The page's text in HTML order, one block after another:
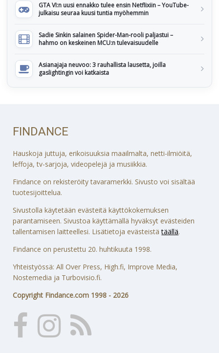
GTA VI:n uusi ennakko tulee ensin Netflixiin – YouTube-
julkaisu seuraa kuusi tuntia myöhemmin
Sadie Sinkin salainen Spider-Man-rooli paljastui –
hahmo on keskeinen MCU:n tulevaisuudelle
Asianajaja neuvoo: 3 rauhallista lausetta, joilla
gaslightingin voi katkaista
FINDANCE
Hauskoja juttuja, erikoisuuksia maailmalta, netti-ilmiöitä,
leffoja, tv-sarjoja, videopelejä ja musiikkia.
Findance on rekisteröity tavaramerkki. Sivusto voi sisältää
tuotesijoittelua.
Sivustolla käytetään evästeitä käyttökokemuksen
parantamiseen. Sivustoa käyttämällä hyväksyt evästeiden
tallentamisen laitteellesi. Lisätietoja evästeistätäällä.
Findance on perustettu 20. huhtikuuta 1998.
Yhteistyössä: All Over Press, High.fi, Improve Media,
Nostemedia ja Turbovisio.fi.
Copyright Findance.com 1998 - 2026